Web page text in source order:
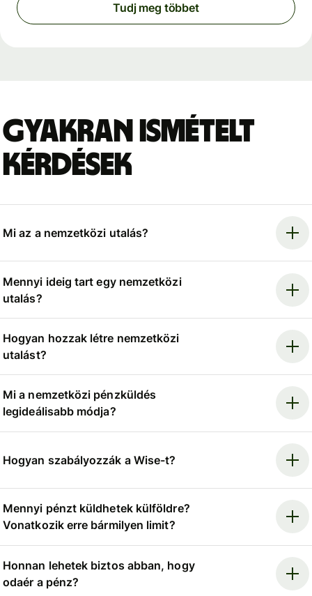
Tudj meg többet
Gyakran ismételt
kérdések
Mi az a nemzetközi utalás?
Mennyi ideig tart egy nemzetközi
utalás?
Hogyan hozzak létre nemzetközi
utalást?
Mi a nemzetközi pénzküldés
legideálisabb módja?
Hogyan szabályozzák a Wise-t?
Mennyi pénzt küldhetek külföldre?
Vonatkozik erre bármilyen limit?
Honnan lehetek biztos abban, hogy
odaér a pénz?